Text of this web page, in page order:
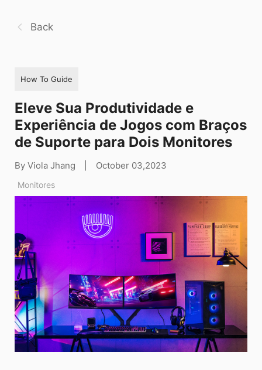
Back
How To Guide
Eleve Sua Produtividade e
Experiência de Jogos com Braços
de Suporte para Dois Monitores
By Viola Jhang October 03,2023
Monitores